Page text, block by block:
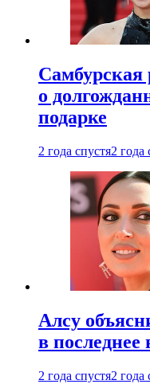
Самбурская
о
подарке
2 года спустя2 года
Алсу
в последнее
2 года спустя2 года